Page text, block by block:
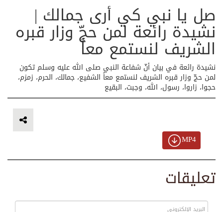
صل يا نبي كي أرى جمالك |
نشيدة رائعة لمن حجّ وزار قبره
الشريف لنستمع معاً
نشيدة رائعة في بيان أنّ شفاعة النبي صلى الله عليه وسلم تكون
لمن حجّ وزار قبره الشريف لنستمع معاً الشفيع، جمالك، الحرم، زمزم،
حجوا، زاروا، رسول، الله، وجبت، البقيع
MP4
تعليقات